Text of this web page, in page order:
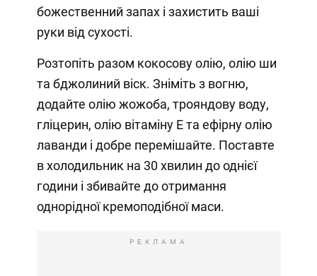
божественний запах і захистить ваші
руки від сухості.
Розтопіть разом кокосову олію, олію ши
та бджолиний віск. Зніміть з вогню,
додайте олію жожоба, трояндову воду,
гліцерин, олію вітаміну Е та ефірну олію
лаванди і добре перемішайте. Поставте
в холодильник на 30 хвилин до однієї
години і збивайте до отримання
однорідної кремоподібної маси.
РЕКЛАМА